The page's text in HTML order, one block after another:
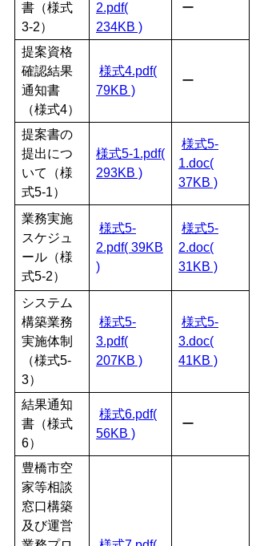
書（様式
3-2）
2.pdf(
234KB )
ー
提案資格
確認結果
通知書
（様式4）
様式4.pdf(
79KB )
ー
提案書の
提出につ
いて（様
式5-1）
様式5-1.pdf(
293KB )
様式5-
1.doc(
37KB )
業務実施
スケジュ
ール（様
式5-2）
様式5-
2.pdf( 39KB
)
様式5-
2.doc(
31KB )
システム
構築業務
実施体制
（様式5-
3）
様式5-
3.pdf(
207KB )
様式5-
3.doc(
41KB )
結果通知
書（様式
6）
様式6.pdf(
56KB )
ー
豊橋市空
家等相談
窓口構築
及び運営